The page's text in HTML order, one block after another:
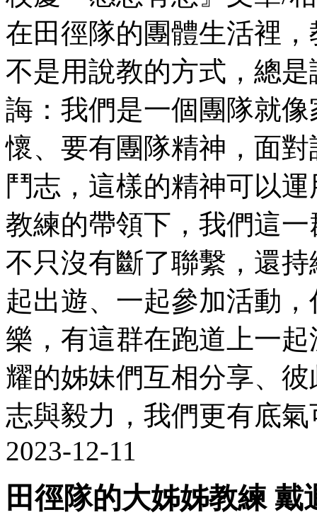
在田徑隊的團體生活裡
不是用說教的方式，總
誨：我們是一個團隊就
懷、要有團隊精神，面
鬥志，這樣的精神可以
教練的帶領下，我們這
不只沒有斷了聯繫，還
起出遊、一起參加活動
樂，有這群在跑道上一
耀的姊妹們互相分享、
志與毅力，我們更有底
2023-12-11
田徑隊的大姊姊教練 戴